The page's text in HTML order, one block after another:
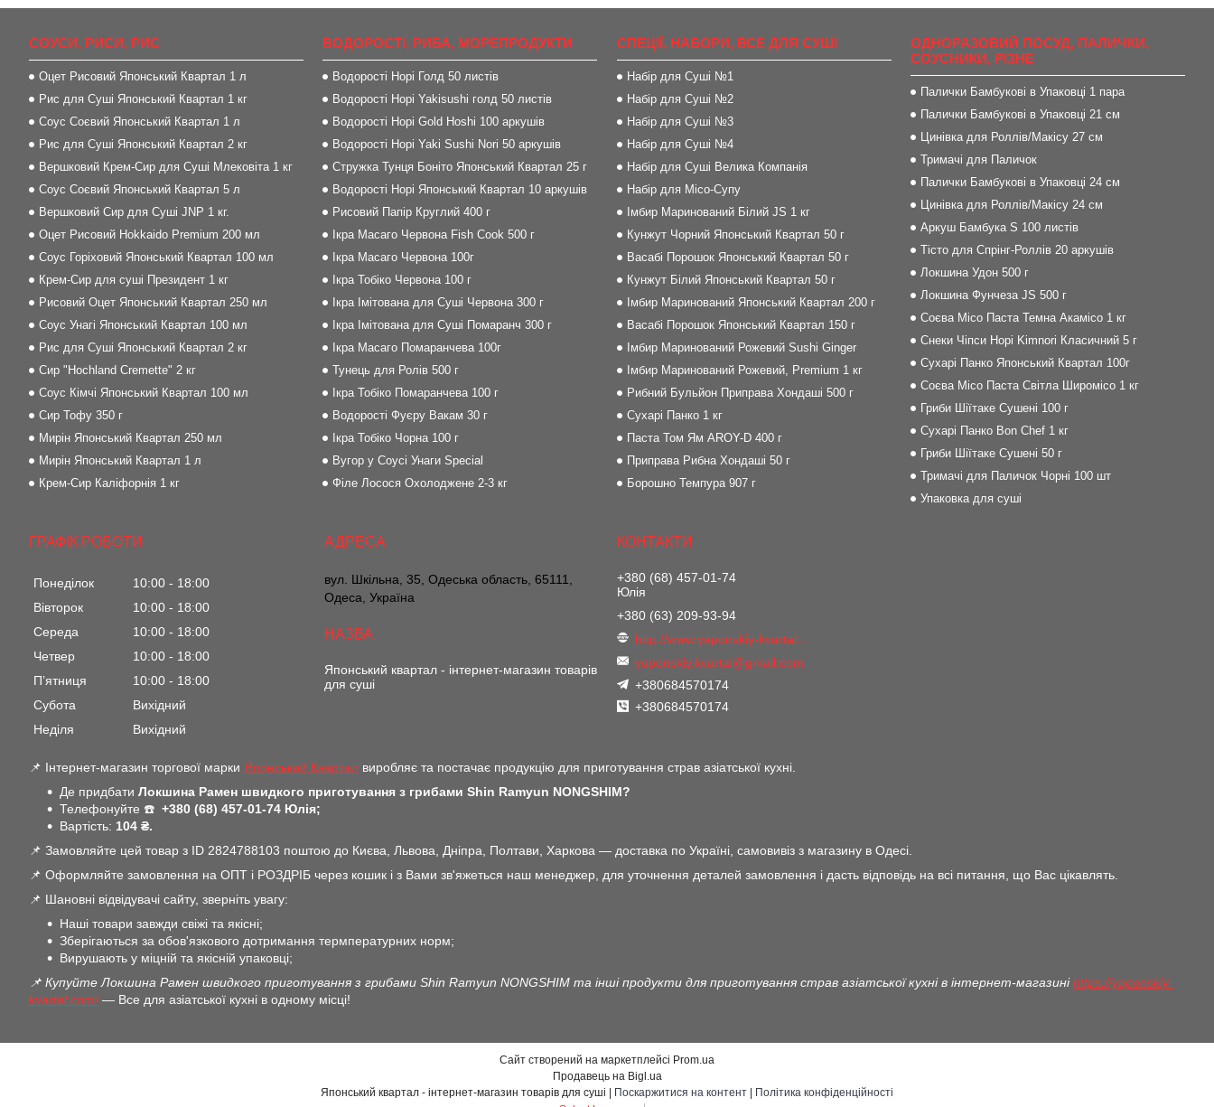
СОУСИ, РИСИ, РИС
Оцет Рисовий Японський Квартал 1 л
Рис для Суші Японський Квартал 1 кг
Соус Соєвий Японський Квартал 1 л
Рис для Суші Японський Квартал 2 кг
Вершковий Крем-Сир для Суші Млековіта 1 кг
Соус Соєвий Японський Квартал 5 л
Вершковий Сир для Суші JNP 1 кг.
Оцет Рисовий Hokkaido Premium 200 мл
Соус Горіховий Японський Квартал 100 мл
Крем-Сир для суші Президент 1 кг
Рисовий Оцет Японський Квартал 250 мл
Соус Унагі Японський Квартал 100 мл
Рис для Суші Японський Квартал 2 кг
Сир "Hochland Cremette" 2 кг
Соус Кімчі Японський Квартал 100 мл
Сир Тофу 350 г
Мирін Японський Квартал 250 мл
Мирін Японський Квартал 1 л
Крем-Сир Каліфорнія 1 кг
ВОДОРОСТІ, РИБА, МОРЕПРОДУКТИ
Водорості Норі Голд 50 листів
Водорості Норі Yakisushi голд 50 листів
Водорості Норі Gold Hoshi 100 аркушів
Водорості Норі Yaki Sushi Nori 50 аркушів
Стружка Тунця Боніто Японський Квартал 25 г
Водорості Норі Японський Квартал 10 аркушів
Рисовий Папір Круглий 400 г
Ікра Масаго Червона Fish Cook 500 г
Ікра Масаго Червона 100г
Ікра Тобіко Червона 100 г
Ікра Імітована для Суші Червона 300 г
Ікра Імітована для Суші Помаранч 300 г
Ікра Масаго Помаранчева 100г
Тунець для Ролів 500 г
Ікра Тобіко Помаранчева 100 г
Водорості Фуєру Вакам 30 г
Ікра Тобіко Чорна 100 г
Вугор у Соусі Унаги Special
Філе Лосося Охолоджене 2-3 кг
СПЕЦІЇ, НАБОРИ, ВСЕ ДЛЯ СУШІ
Набір для Суші №1
Набір для Суші №2
Набір для Суші №3
Набір для Суші №4
Набір для Суші Велика Компанія
Набір для Місо-Супу
Імбир Маринований Білий JS 1 кг
Кунжут Чорний Японський Квартал 50 г
Васабі Порошок Японський Квартал 50 г
Кунжут Білий Японський Квартал 50 г
Імбир Маринований Японський Квартал 200 г
Васабі Порошок Японський Квартал 150 г
Імбир Маринований Рожевий Sushi Ginger
Імбир Маринований Рожевий, Premium 1 кг
Рибний Бульйон Приправа Хондаші 500 г
Сухарі Панко 1 кг
Паста Том Ям AROY-D 400 г
Приправа Рибна Хондаші 50 г
Борошно Темпура 907 г
ОДНОРАЗОВИЙ ПОСУД, ПАЛИЧКИ,
СОУСНИКИ, РІЗНЕ
Палички Бамбукові в Упаковці 1 пара
Палички Бамбукові в Упаковці 21 см
Цинівка для Роллів/Макісу 27 см
Тримачі для Паличок
Палички Бамбукові в Упаковці 24 см
Цинівка для Роллів/Макісу 24 см
Аркуш Бамбука S 100 листів
Тісто для Спрінг-Роллів 20 аркушів
Локшина Удон 500 г
Локшина Фунчеза JS 500 г
Соєва Місо Паста Темна Акамісо 1 кг
Снеки Чіпси Норі Kimnori Класичний 5 г
Сухарі Панко Японський Квартал 100г
Соєва Місо Паста Світла Широмісо 1 кг
Гриби Шіїтаке Сушені 100 г
Сухарі Панко Bon Сhef 1 кг
Гриби Шіїтаке Сушені 50 г
Тримачі для Паличок Чорні 100 шт
Упаковка для суші
ГРАФІК РОБОТИ
Понеділок 10:00
18:00
Вівторок
10:00
18:00
Середа
10:00
18:00
Четвер
10:00
18:00
Пʼятниця
10:00
18:00
Субота
Вихідний
Неділя
Вихідний
вул. Шкільна, 35, Одеська область, 65111,
Одеса, Україна
Японський квартал - інтернет-магазин товарів
для суші
+380 (68) 457-01-74
Юлія
+380 (63) 209-93-94
yaponskiy.kvartal@gmail.com
+380684570174
+380684570174
📌 Інтернет-магазин торгової марки Японський Квартал виробляє та постачає продукцію для приготування страв азіатської кухні.
Де придбати Локшина Рамен швидкого приготування з грибами Shin Ramyun NONGSHIM?
Телефонуйте ☎️ +380 (68) 457-01-74 Юлія;
Вартість: 104 ₴.
📌 Замовляйте цей товар з ID 2824788103 поштою до Києва, Львова, Дніпра, Полтави, Харкова — доставка по Україні, самовивіз з магазину в Одесі.
📌 Оформляйте замовлення на ОПТ і РОЗДРІБ через кошик і з Вами зв'яжеться наш менеджер, для уточнення деталей замовлення і дасть відповідь на всі питання, що Вас цікавлять.
📌 Шановні відвідувачі сайту, зверніть увагу:
Наші товари завжди свіжі та якісні;
Зберігаються за обов'язкового дотримання термпературних норм;
Вирушають у міцній та якісній упаковці;
📌 Купуйте Локшина Рамен швидкого приготування з грибами Shin Ramyun NONGSHIM та інші продукти для приготування страв азіатської кухні в інтернет-магазиніhttps://yaponskiy-
kvartal.com/— Все для азіатської кухні в одному місці!
Сайт створений на маркетплейсі Prom.ua
Продавець на Bigl.ua
Поскаржитися на контент
Політика конфіденційності